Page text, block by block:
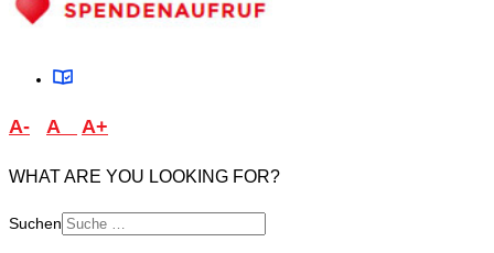
A- A A+
WHAT ARE YOU LOOKING FOR?
Suchen